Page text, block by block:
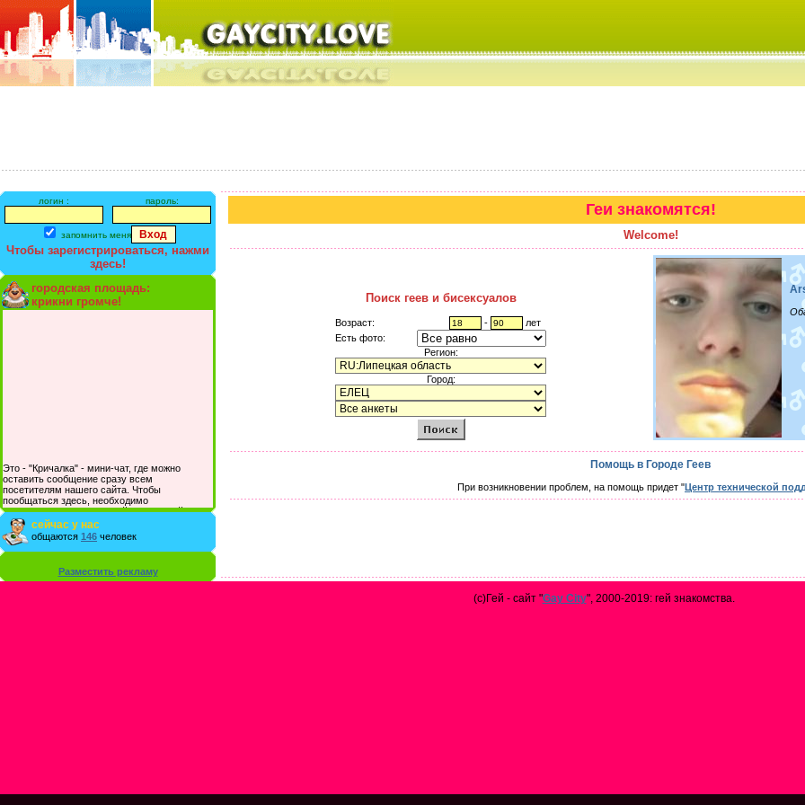
логин : пароль:
запомнить меня
Чтобы зарегистрироваться, нажми
здесь!
городская площадь:
крикни громче!
Это - "Кричалка" - мини-чат, где можно
оставить сообщение сразу всем
посетителям нашего сайта. Чтобы
пообщаться здесь, необходимо
зарегистрироваться на сайте и/или войти со
своими логином и паролем.
сейчас у нас
общаются 146 человек
Разместить рекламу
Геи знакомятся!
Welcome!
Поиск геев и бисексуалов
Возраст: -
лет
Есть фото:
Регион:
Город:
Помощь в Городе Геев
При возникновении проблем, на помощь придет "Центр технической
(с)Гей - сайт "Gay City", 2000-2019: гей знакомства.